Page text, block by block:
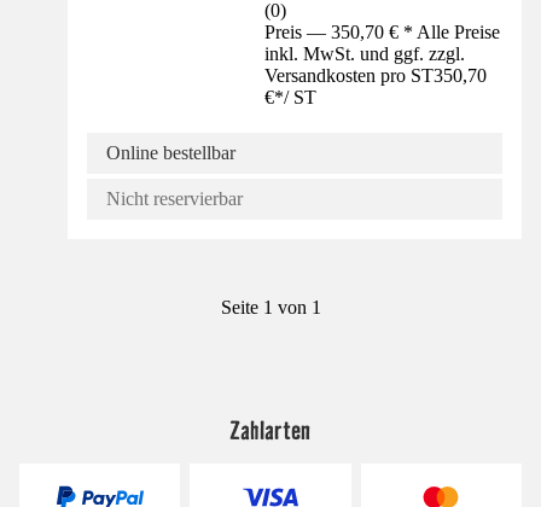
(0)
Preis — 350,70 € * Alle Preise
inkl. MwSt. und ggf. zzgl.
Versandkosten pro ST350,70
€*/ ST
Online bestellbar
Nicht reservierbar
Seite 1 von 1
Zahlarten